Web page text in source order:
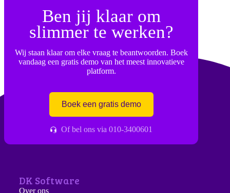
Ben jij klaar om
slimmer te werken?
Wij staan klaar om elke vraag te beantwoorden. Boek
vandaag een gratis demo van het meest innovatieve
platform.
Boek een gratis demo
Of bel ons via 010-3400601
DK Software
Over ons